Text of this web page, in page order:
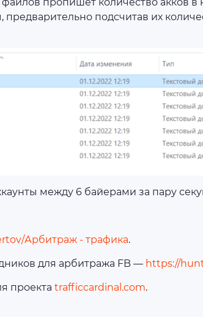
предварительно подсчитав их
между 6 байерами за пару
Арбитраж - трафика.
для арбитража FB — https://
проекта trafficcardinal.com.